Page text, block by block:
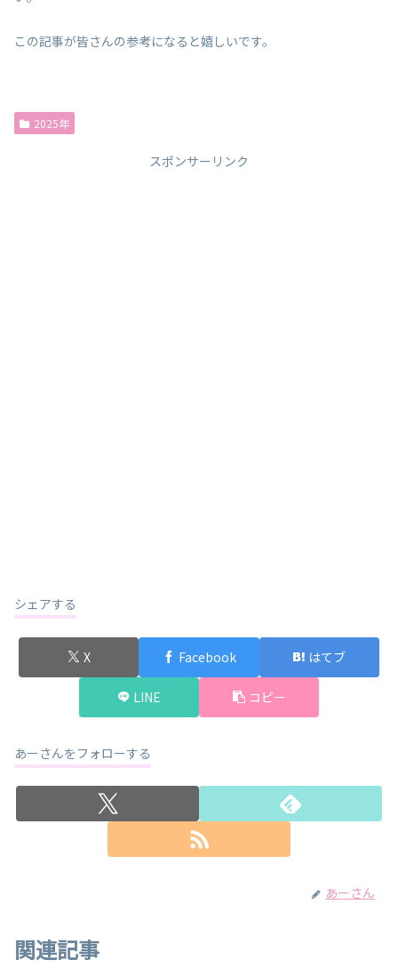
この記事が皆さんの参考になると嬉しいです。
2025年
スポンサーリンク
シェアする
X Facebook はてブ
LINE コピー
あーさんをフォローする
あーさん
関連記事